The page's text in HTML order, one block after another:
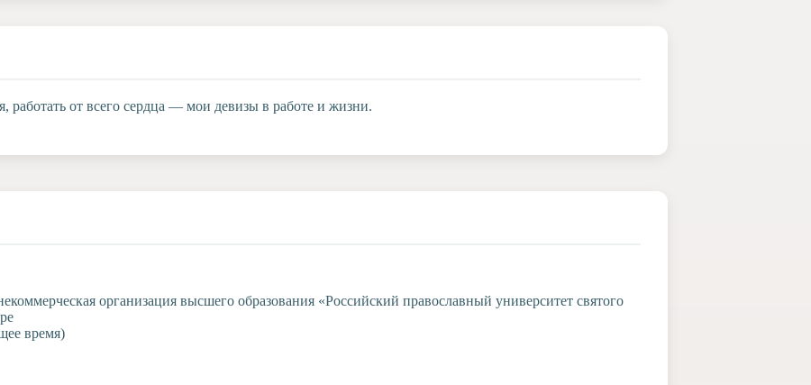
работать от всего сердца — мои девизы в работе и жизни.
организация высшего образования «Российский православный университет святого
время)